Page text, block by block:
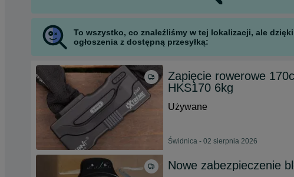
To wszystko, co znaleźliśmy w tej lokalizacji, ale
ogłoszenia z dostępną przesyłką:
Zapięcie rowerowe
HKS170 6kg
Używane
Świdnica - 02 sierpnia 2026
Nowe zabezpieczenie